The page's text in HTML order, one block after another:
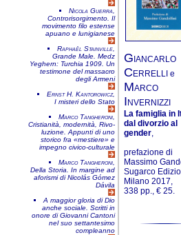
Nicola Guerra,
Controrisorgimento. Il
movimento filo estense
apuano e lunigianese
Raphaël Stainville,
Grande Male. Medz
Yeghern: Turchia 1909. Un
testimone del massacro
degli Armeni
Ernst H. Kantorowicz,
I misteri dello Stato
Marco Tangheroni,
Cri­stia­nità, moder­nità, Rivo­
lu­zione. Appun­ti di uno
storico fra «mestiere» e
impegno civico-culturale
Marco Tangheroni,
Della Storia. In margine ad
aforismi di Nicolás Gómez
Dávila
A maggior gloria di Dio
anche sociale. Scritti in
onore di Giovanni Cantoni
nel suo settantesimo
compleanno
GIANCARLO
CERRELLI e
MARCO
INVERNIZZI
La famiglia in
dal divorzio al
gender
prefazione di
Massimo
Sugarco
Milano 2017,
338 pp., € 25.